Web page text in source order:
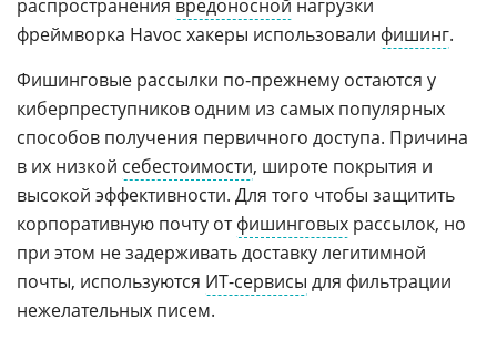
распространения вредоносной нагрузки
фреймворка Havoc хакеры использовали фишинг.
Фишинговые рассылки по‑прежнему остаются у
киберпреступников одним из самых популярных
способов получения первичного доступа. Причина
в их низкой себестоимости, широте покрытия и
высокой эффективности. Для того чтобы защитить
корпоративную почту отфишинговых рассылок, но
при этом не задерживать доставку легитимной
почты, используются ИТ-сервисы для фильтрации
нежелательных писем.